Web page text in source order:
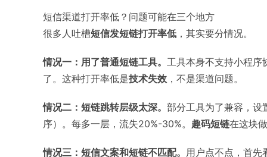
短信渠道打开率低？问题可能在三个地方
很多人吐槽短信发短链打开率低 ，其实要分情况。
情况一：用了普通短链工具。 工具本身不支持小程序
了。这种打开率低是技术失效 ，不是渠道问题。
情况二：短链跳转层级太深。 部分工具为了兼容，
序）。每多一层，流失20%-30%。 趣码短链在这块
情况三：短信文案和短链不匹配。 用户点不点，首先